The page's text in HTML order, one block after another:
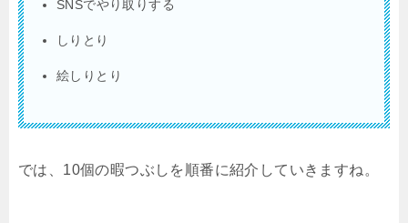
SNSでやり取りする
しりとり
絵しりとり
では、10個の暇つぶしを順番に紹介していきますね。